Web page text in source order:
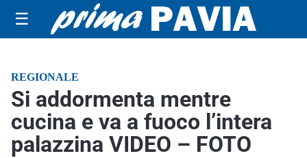
☰
REGIONALE
Si addormenta mentre
cucina e va a fuoco l’intera
palazzina VIDEO – FOTO